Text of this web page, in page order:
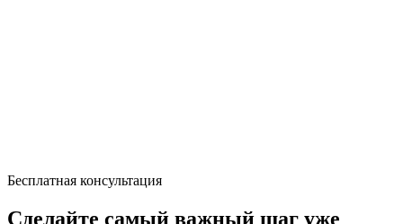
Бесплатная консультация
Сделайте самый важный шаг уже